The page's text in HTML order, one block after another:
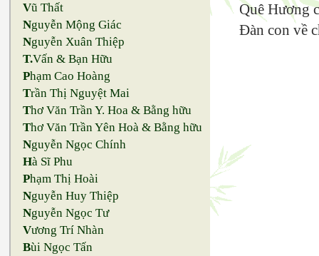
Vũ Thất
Nguyễn Mộng Giác
Nguyễn Xuân Thiệp
T.Vấn & Bạn Hữu
Phạm Cao Hoàng
Trần Thị Nguyệt Mai
Thơ Văn Trần Y. Hoa & Bằng hữu
Thơ Văn Trần Yên Hoà & Bằng hữu
Nguyễn Ngọc Chính
Hà Sĩ Phu
Phạm Thị Hoài
Nguyễn Huy Thiệp
Nguyễn Ngọc Tư
Vương Trí Nhàn
Bùi Ngọc Tấn
Quê Hương
Đàn con về